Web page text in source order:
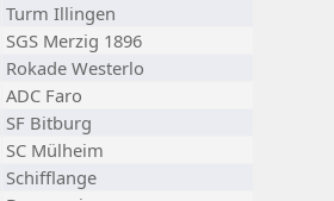
Turm Illingen
SGS Merzig 1896
Rokade Westerlo
ADC Faro
SF Bitburg
SC Mülheim
Schifflange